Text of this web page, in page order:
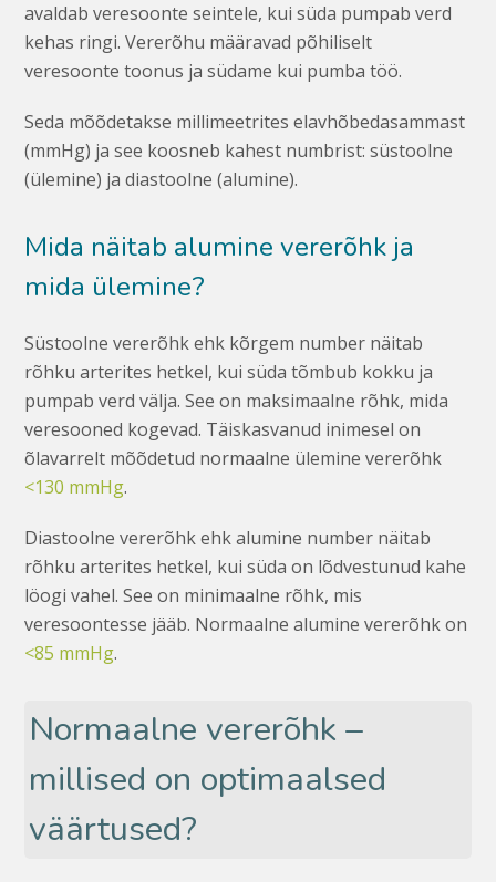
avaldab veresoonte seintele, kui süda pumpab verd
kehas ringi. Vererõhu määravad põhiliselt
veresoonte toonus ja südame kui pumba töö.
Seda mõõdetakse millimeetrites elavhõbedasammast
(mmHg) ja see koosneb kahest numbrist: süstoolne
(ülemine) ja diastoolne (alumine).
Mida näitab alumine vererõhk ja
mida ülemine?
Süstoolne vererõhk ehk kõrgem number näitab
rõhku arterites hetkel, kui süda tõmbub kokku ja
pumpab verd välja. See on maksimaalne rõhk, mida
veresooned kogevad. Täiskasvanud inimesel on
õlavarrelt mõõdetud normaalne ülemine vererõhk
<130 mmHg.
Diastoolne vererõhk ehk alumine number näitab
rõhku arterites hetkel, kui süda on lõdvestunud kahe
löogi vahel. See on minimaalne rõhk, mis
veresoontesse jääb. Normaalne alumine vererõhk on
<85 mmHg.
Normaalne vererõhk –
millised on optimaalsed
väärtused?